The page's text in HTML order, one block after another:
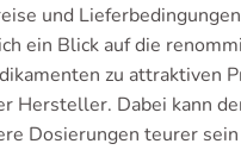
und
ein Blick auf die
zu attraktiven
Hersteller. Dabei kann
Dosierungen teurer